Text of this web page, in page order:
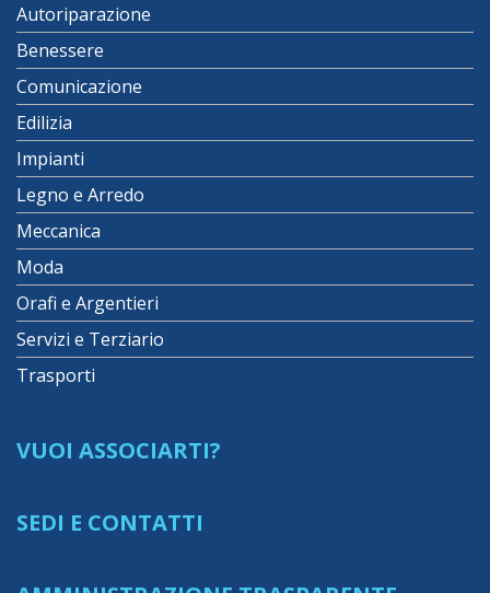
Autoriparazione
Benessere
Comunicazione
Edilizia
Impianti
Legno e Arredo
Meccanica
Moda
Orafi e Argentieri
Servizi e Terziario
Trasporti
VUOI ASSOCIARTI?
SEDI E CONTATTI